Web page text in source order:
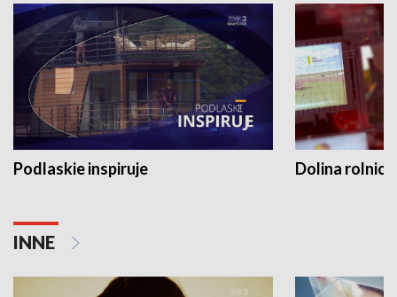
Podlaskie inspiruje Dolina
INNE